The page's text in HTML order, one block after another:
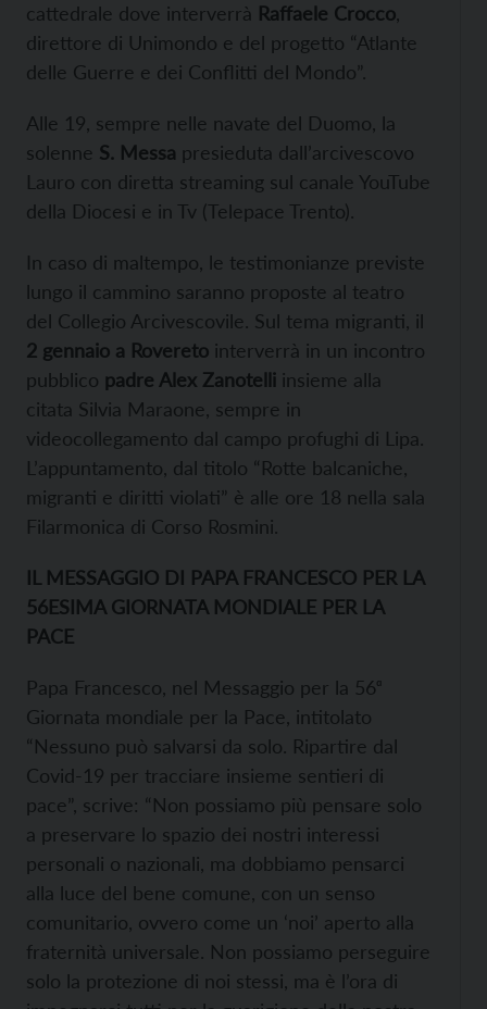
cattedrale dove interverrà Raffaele Crocco
direttore di Unimondo e del progetto “Atlante
delle Guerre e dei Conflitti del Mondo”.
Alle 19, sempre nelle navate del Duomo, la
solenne S. Messa presieduta dall’arcivescovo
Lauro con diretta streaming sul canale YouTube
della Diocesi e in Tv (Telepace Trento).
In caso di maltempo, le testimonianze previste
lungo il cammino saranno proposte al teatro
del Collegio Arcivescovile. Sul tema migranti, il
2 gennaio a Rovereto interverrà in un incontro
pubblico padre Alex Zanotelli insieme alla
citata Silvia Maraone, sempre in
videocollegamento dal campo profughi di Lipa.
L’appuntamento, dal titolo “Rotte balcaniche,
migranti e diritti violati” è alle ore 18 nella sala
Filarmonica di Corso Rosmini.
IL MESSAGGIO DI PAPA FRANCESCO PER LA
56ESIMA GIORNATA MONDIALE PER LA
PACE
Papa Francesco, nel Messaggio per la 56ᵅ
Giornata mondiale per la Pace, intitolato
“Nessuno può salvarsi da solo. Ripartire dal
Covid-19 per tracciare insieme sentieri di
pace”, scrive: “Non possiamo più pensare solo
a preservare lo spazio dei nostri interessi
personali o nazionali, ma dobbiamo pensarci
alla luce del bene comune, con un senso
comunitario, ovvero come un ‘noi’ aperto alla
fraternità universale. Non possiamo perseguire
solo la protezione di noi stessi, ma è l’ora di